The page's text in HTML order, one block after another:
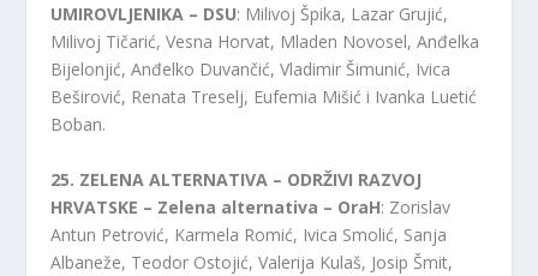
UMIROVLJENIKA – DSU: Milivoj Špika, Lazar Grujić,
Milivoj Tičarić, Vesna Horvat, Mladen Novosel, Anđelka
Bijelonjić, Anđelko Duvančić, Vladimir Šimunić, Ivica
Beširović, Renata Treselj, Eufemia Mišić i Ivanka Luetić
Boban.
25. ZELENA ALTERNATIVA – ODRŽIVI RAZVOJ
HRVATSKE – Zelena alternativa – OraH: Zorislav
Antun Petrović, Karmela Romić, Ivica Smolić, Sanja
Albaneže, Teodor Ostojić, Valerija Kulaš, Josip Šmit,